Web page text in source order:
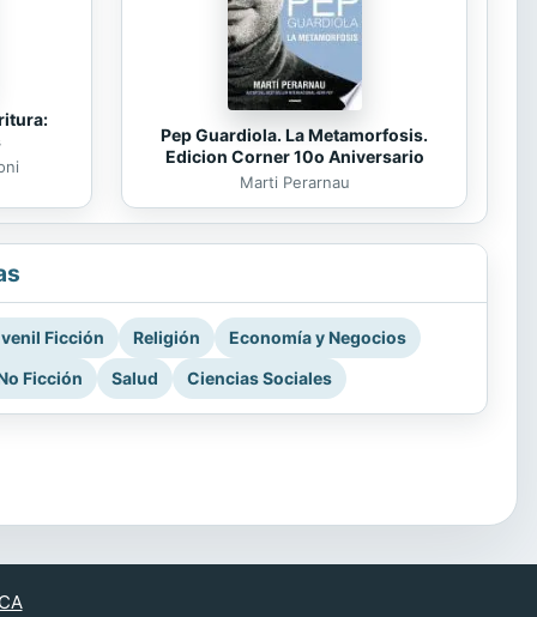
Pep Guardiola. La Metamorfosis.
Edicion Corner 10o Aniversario
Marti Perarnau
Ficción Religión
Economía y Negocios
Ficción
Salud Ciencias Sociales